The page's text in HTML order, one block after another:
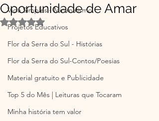
Vida Simples - Minimalismo
Projetos Educativos
Flor da Serra do Sul - Histórias
Flor da Serra do Sul-Contos/Poesias
Material gratuito e Publicidade
Top 5 do Mês | Leituras que Tocaram
Minha história tem valor
Oportunidade de Amar
Avaliado com NaN de 5 estrelas.